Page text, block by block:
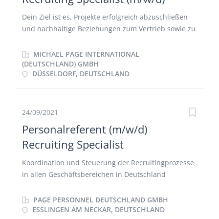
Dein Ziel ist es, Projekte erfolgreich abzuschließen
und nachhaltige Beziehungen zum Vertrieb sowie zu
durch Sichten und Selektieren von Bewerbungen,
die aktive Recherche auf gängigen Social Media
Plattformen und in unserem internen
freiberuflichen Kandidat:innen. Du übernimmst die
Ansprache der passenden Kandidat:innen bis hin
zur Sicherstellung einer termingerechten
Auftragsausführung und arbeitest dabei eng mit
dem Vertrieb zusammen.
MICHAEL PAGE INTERNATIONAL
(DEUTSCHLAND) GMBH
DÜSSELDORF, DEUTSCHLAND
24/09/2021
Personalreferent (m/w/d)
Recruiting Specialist
Koordination und Steuerung der Recruitingprozesse
in allen Geschäftsbereichen in Deutschland
Führungskräfte aus allen Unternehmensbereichen
Analyse von Anforderungsprofilen, Gestaltung und
PAGE PERSONNEL DEUTSCHLAND GMBH
ESSLINGEN AM NECKAR, DEUTSCHLAND